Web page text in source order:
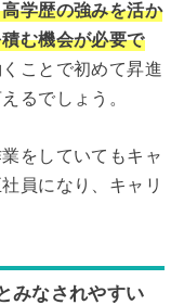
学歴の強みを活か
む機会が必要で
ことで初めて昇進
るでしょう。
をしていてもキャ
員になり、キャリ
みなされやすい